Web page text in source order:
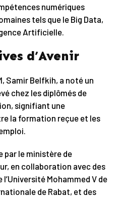
numériques
tels que le Big Data,
Artificielle.
d’Avenir
Samir Belfkih, a noté un
chez les diplômés de
signifiant une
la formation reçue et les
par le ministère de
en collaboration avec des
Mohammed V de
de Rabat, et des